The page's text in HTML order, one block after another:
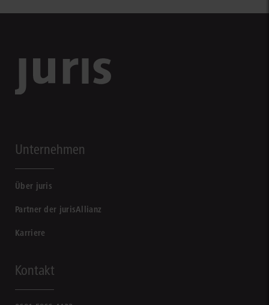
Unternehmen
Über juris
Partner der jurisAllianz
Karriere
Kontakt